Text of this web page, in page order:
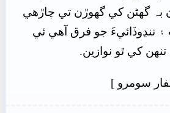
بہ گهڻن کي گهوڙن تي چاڙهي
ننڍوڏائيءَ جو فرق آهي ئي
کي ٿو نوازين.
سومرو ]